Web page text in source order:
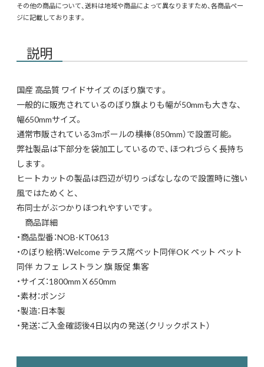
その他の商品について、送料は地域や商品によって異なりますため、各商品ペー
ジに記載しております。
説明
国産 高品質 ワイドサイズ のぼり旗です。
一般的に販売されているのぼり旗よりも幅が50mmも大きな、
幅650mmサイズ。
通常市販されている3mポールの横棒（850mm）で設置可能。
弊社製品は下部分を袋加工しているので、ほつれづらく長持ち
します。
ヒートカットの製品は四辺が切りっぱなしなので設置時に強い
風ではためくと、
布同士がぶつかりほつれやすいです。
商品詳細
・商品型番：NOB-KT0613
・のぼり絵柄：Welcome テラス席ペット同伴OK ペット ペット
同伴 カフェ レストラン 旗 販促 集客
・サイズ：1800mmＸ650mm
・素材：ポンジ
・製造：日本製
・発送：ご入金確認後4日以内の発送（クリックポスト）